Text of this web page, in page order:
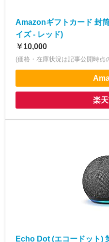
Amazonギフトカード 封
イズ - レッド)
￥10,000
(価格・在庫状況は記事公開時点
楽
Echo Dot (エコードット)